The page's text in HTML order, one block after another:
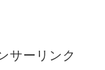
サーリンク